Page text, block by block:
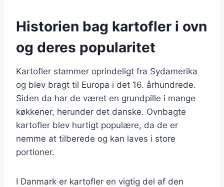
Historien bag kartofler i ovn
og deres popularitet
Kartofler stammer oprindeligt fra Sydamerika
og blev bragt til Europa i det 16. århundrede.
Siden da har de været en grundpille i mange
køkkener, herunder det danske. Ovnbagte
kartofler blev hurtigt populære, da de er
nemme at tilberede og kan laves i store
portioner.
I Danmark er kartofler en vigtig del af den